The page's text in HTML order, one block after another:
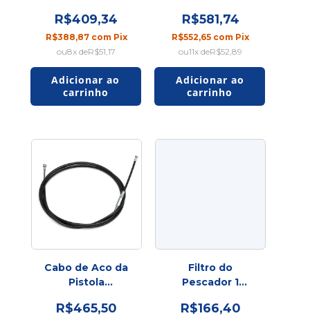
R$409,34
R$388,87 com Pix
8x deR$51,17
R$581,74
R$552,65 com Pix
11x deR$52,89
Cabo de Aco da
Pistola
R$465,50
Filtro do
Pescador 1
10
R$166,40